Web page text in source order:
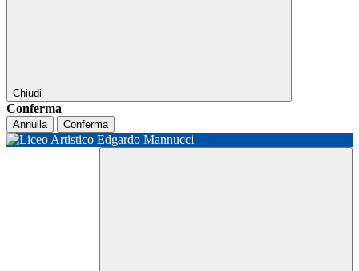
Chiudi
Conferma
Annulla Conferma